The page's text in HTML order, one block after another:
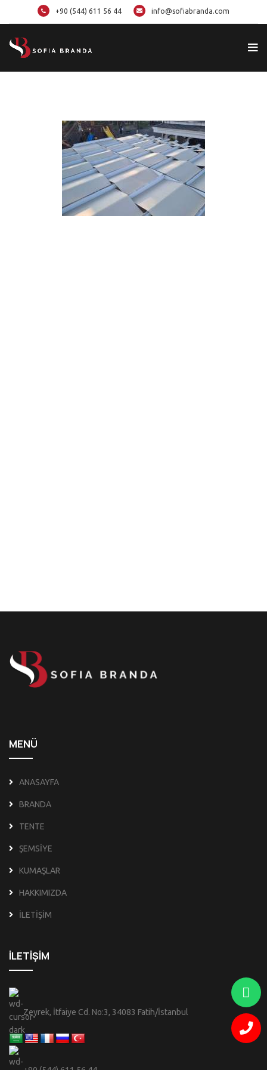
+90 (544) 611 56 44 info@sofiabranda.com
MENÜ
ANASAYFA
BRANDA
TENTE
ŞEMSİYE
KUMAŞLAR
HAKKIMIZDA
İLETİŞİM
İLETİŞİM
Zeyrek, İtfaiye Cd. No:3, 34083 Fatih/İstanbul